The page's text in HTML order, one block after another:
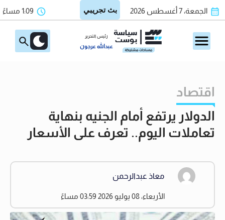
الجمعة، 7 أغسطس 2026 1:09 مساءً
رئيس التحرير
عبدالله عرجون
اقتصاد
الدولار يرتفع أمام الجنيه بنهاية
تعاملات اليوم.. تعرف على الأسعار
معاذ عبدالرحمن
الأربعاء، 08 يوليو 2026 03:59 مساءً